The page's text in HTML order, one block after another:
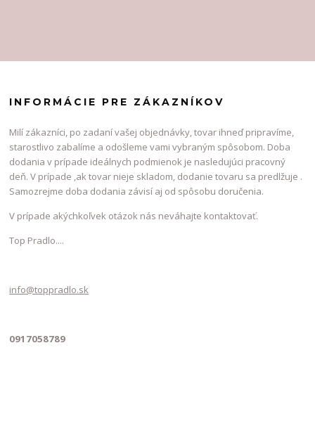
INFORMÁCIE PRE ZÁKAZNÍKOV
Milí zákazníci, po zadaní vašej objednávky, tovar ihneď pripravíme,
starostlivo zabalíme a odošleme vami vybraným spôsobom. Doba
dodania v prípade ideálnych podmienok je nasledujúci pracovný
deň. V prípade ,ak tovar nieje skladom, dodanie tovaru sa predlžuje .
Samozrejme doba dodania závisí aj od spôsobu doručenia.
V prípade akýchkoľvek otázok nás neváhajte kontaktovať.
Top Pradlo....
info@toppradlo.sk
0917058789